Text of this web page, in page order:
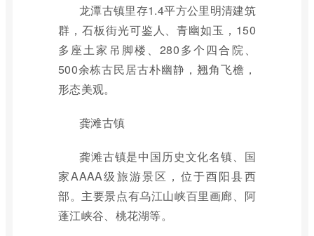
龙潭古镇里存1.4平方公里明清建筑
群，石板街光可鉴人、青幽如玉，150
多座土家吊脚楼、280多个四合院、
500余栋古民居古朴幽静，翘角飞檐，
形态美观。
龚滩古镇
龚滩古镇是中国历史文化名镇、国
家AAAA级旅游景区，位于酉阳县西
部。主要景点有乌江山峡百里画廊、阿
蓬江峡谷、桃花湖等。